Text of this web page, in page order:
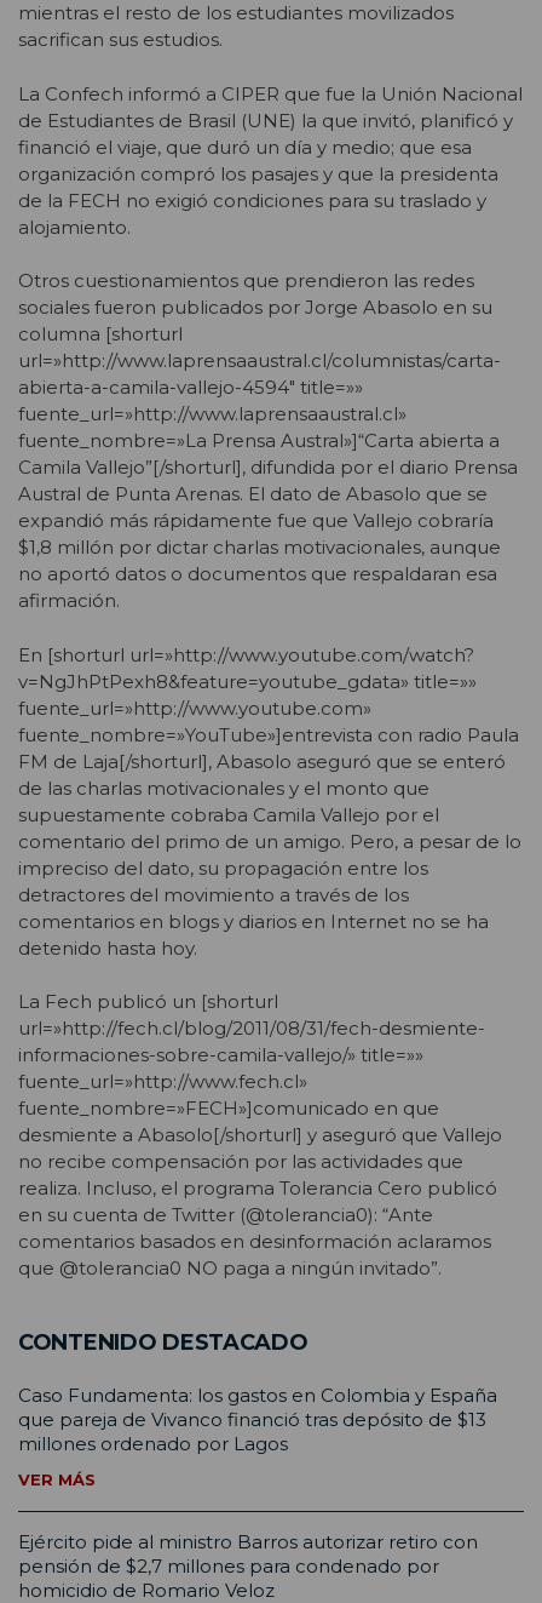
mientras el resto de los estudiantes movilizados
sacrifican sus estudios.
La Confech informó a CIPER que fue la Unión Nacional
de Estudiantes de Brasil (UNE) la que invitó, planificó y
financió el viaje, que duró un día y medio; que esa
organización compró los pasajes y que la presidenta
de la FECH no exigió condiciones para su traslado y
alojamiento.
Otros cuestionamientos que prendieron las redes
sociales fueron publicados por Jorge Abasolo en su
columna [shorturl
url=»http://www.laprensaaustral.cl/columnistas/carta-
abierta-a-camila-vallejo-4594″ title=»»
fuente_url=»http://www.laprensaaustral.cl»
fuente_nombre=»La Prensa Austral»]“Carta abierta a
Camila Vallejo”[/shorturl], difundida por el diario Prensa
Austral de Punta Arenas. El dato de Abasolo que se
expandió más rápidamente fue que Vallejo cobraría
$1,8 millón por dictar charlas motivacionales, aunque
no aportó datos o documentos que respaldaran esa
afirmación.
En [shorturl url=»http://www.youtube.com/watch?
v=NgJhPtPexh8&feature=youtube_gdata» title=»»
fuente_url=»http://www.youtube.com»
fuente_nombre=»YouTube»]entrevista con radio Paula
FM de Laja[/shorturl], Abasolo aseguró que se enteró
de las charlas motivacionales y el monto que
supuestamente cobraba Camila Vallejo por el
comentario del primo de un amigo. Pero, a pesar de lo
impreciso del dato, su propagación entre los
detractores del movimiento a través de los
comentarios en blogs y diarios en Internet no se ha
detenido hasta hoy.
La Fech publicó un [shorturl
url=»http://fech.cl/blog/2011/08/31/fech-desmiente-
informaciones-sobre-camila-vallejo/» title=»»
fuente_url=»http://www.fech.cl»
fuente_nombre=»FECH»]comunicado en que
desmiente a Abasolo[/shorturl] y aseguró que Vallejo
no recibe compensación por las actividades que
realiza. Incluso, el programa Tolerancia Cero publicó
en su cuenta de Twitter (@tolerancia0): “Ante
comentarios basados en desinformación aclaramos
que @tolerancia0 NO paga a ningún invitado”.
CONTENIDO DESTACADO
Caso Fundamenta: los gastos en Colombia y España
que pareja de Vivanco financió tras depósito de $13
millones ordenado por Lagos
VER MÁS
Ejército pide al ministro Barros autorizar retiro con
pensión de $2,7 millones para condenado por
homicidio de Romario Veloz